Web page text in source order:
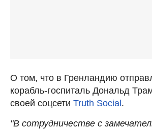
О том, что в Гренландию
корабль-госпиталь Дональд
своей соцсети Truth Social.
"В сотрудничестве с